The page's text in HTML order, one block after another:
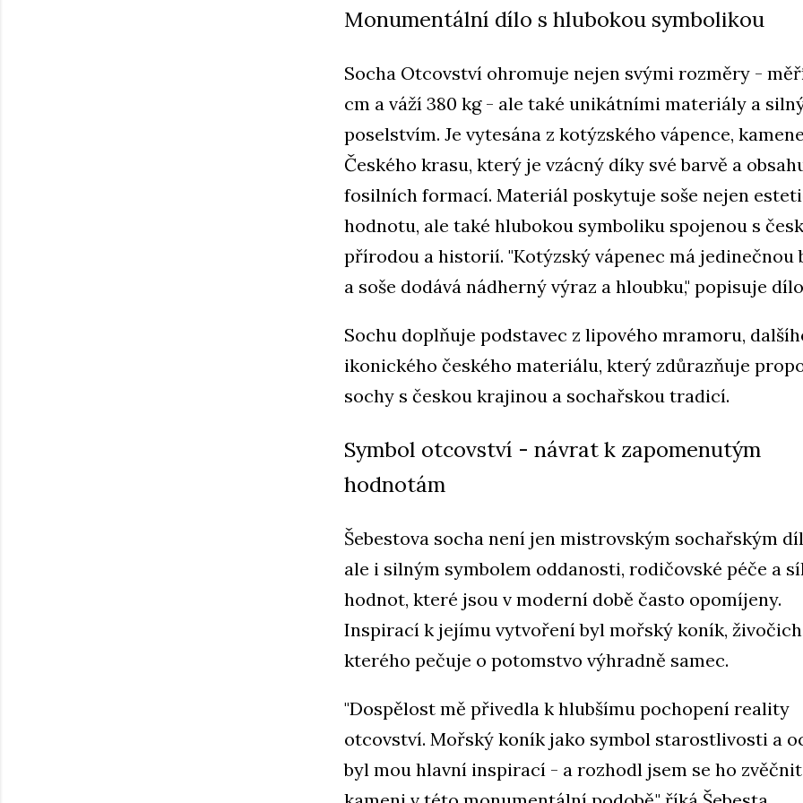
Monumentální dílo s hlubokou symbolikou
Socha Otcovství ohromuje nejen svými rozměry -
cm a váží 380 kg - ale také unikátními materiály a
poselstvím. Je vytesána z kotýzského vápence,
Českého krasu, který je vzácný díky své barvě a
fosilních formací. Materiál poskytuje soše nejen
hodnotu, ale také hlubokou symboliku spojenou s
přírodou a historií. "Kotýzský vápenec má jedinečnou
a soše dodává nádherný výraz a hloubku," popisuje
Sochu doplňuje podstavec z lipového mramoru,
ikonického českého materiálu, který zdůrazňuje
sochy s českou krajinou a sochařskou tradicí.
Symbol otcovství - návrat k zapomenutým
hodnotám
Šebestova socha není jen mistrovským sochařským
ale i silným symbolem oddanosti, rodičovské péče a
hodnot, které jsou v moderní době často opomíjeny.
Inspirací k jejímu vytvoření byl mořský koník,
kterého pečuje o potomstvo výhradně samec.
"Dospělost mě přivedla k hlubšímu pochopení reality
otcovství. Mořský koník jako symbol starostlivosti a
byl mou hlavní inspirací - a rozhodl jsem se ho